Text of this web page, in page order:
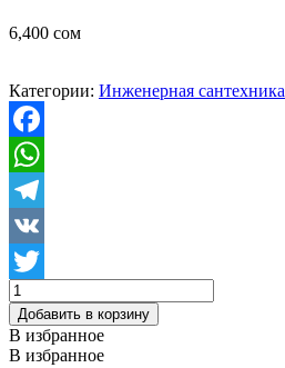
6,400 сом
Категории: Инженерная сантехника
Facebook
WhatsApp
Telegram
VK
Twitter
Количество
товара
Бак
расширительный
Добавить в корзину
В избранное
В избранное